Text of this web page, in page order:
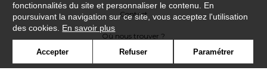
Contact
Où nous trouver ?
fonctionnalités du site et personnaliser le contenu. En
poursuivant la navigation sur ce site, vous acceptez l'utilisation
des cookies. En savoir plus
Accepter Refuser Paramétrer